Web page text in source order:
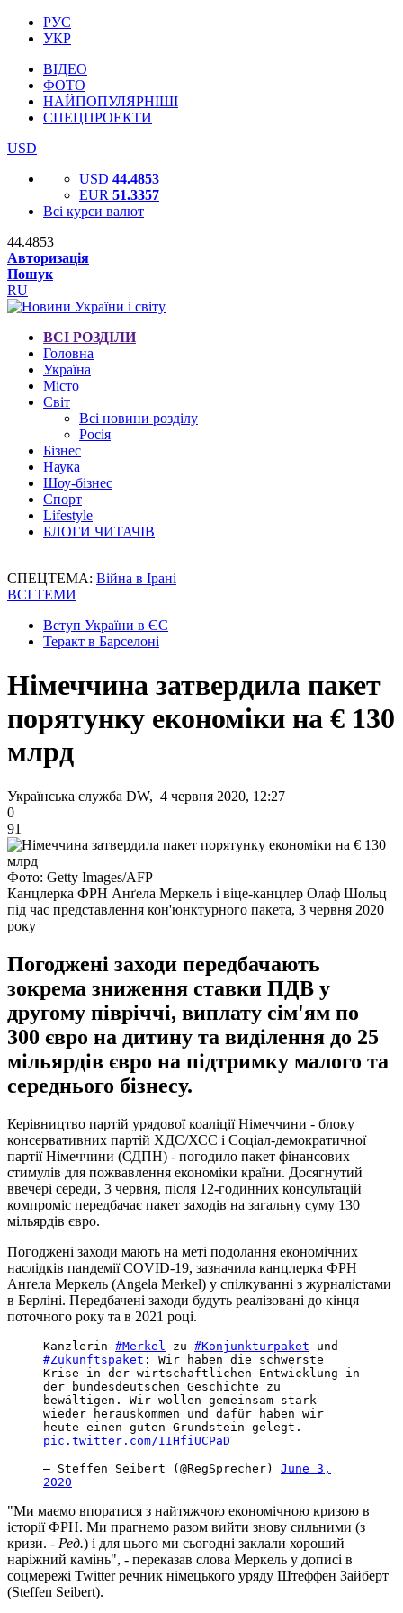
РУС
УКР
ВІДЕО
ФОТО
НАЙПОПУЛЯРНІШІ
СПЕЦПРОЕКТИ
USD
USD 44.4853
EUR 51.3357
Всі курси валют
44.4853
Авторизація
Пошук
RU
ВСІ РОЗДІЛИ
Головна
Україна
Місто
Світ
Всі новини розділу
Росія
Бізнес
Наука
Шоу-бізнес
Спорт
Lifestyle
БЛОГИ ЧИТАЧІВ
СПЕЦТЕМА: Війна в Ірані
ВСІ ТЕМИ
Вступ України в ЄС
Теракт в Барселоні
Німеччина затвердила пакет
порятунку економіки на € 130
млрд
Українська служба DW, 4 червня 2020, 12:27
0
91
Фото: Getty Images/AFP
Канцлерка ФРН Анґела Меркель і віце-канцлер Олаф Шольц
під час представлення кон'юнктурного пакета, 3 червня 2020
року
Погоджені заходи передбачають
зокрема зниження ставки ПДВ у
другому півріччі, виплату сім'ям по
300 євро на дитину та виділення до 25
мільярдів євро на підтримку малого та
середнього бізнесу.
Керівництво партій урядової коаліції Німеччини - блоку
консервативних партій ХДС/ХСС і Соціал-демократичної
партії Німеччини (СДПН) - погодило пакет фінансових
стимулів для пожвавлення економіки країни. Досягнутий
ввечері середи, 3 червня, після 12-годинних консультацій
компроміс передбачає пакет заходів на загальну суму 130
мільярдів євро.
Погоджені заходи мають на меті подолання економічних
наслідків пандемії COVID-19, зазначила канцлерка ФРН
Анґела Меркель (Angela Merkel) у спілкуванні з журналістами
в Берліні. Передбачені заходи будуть реалізовані до кінця
поточного року та в 2021 році.
Kanzlerin #Merkel zu #Konjunkturpaket und
#Zukunftspaket : Wir haben die schwerste
Krise in der wirtschaftlichen Entwicklung in
der bundesdeutschen Geschichte zu
bewältigen. Wir wollen gemeinsam stark
wieder herauskommen und dafür haben wir
heute einen guten Grundstein gelegt.
pic.twitter.com/IIHfiUCPaD
— Steffen Seibert (@RegSprecher) June 3,
2020
"Ми маємо впоратися з найтяжчою економічною кризою в
історії ФРН. Ми прагнемо разом вийти знову сильними (з
кризи. - Ред.) і для цього ми сьогодні заклали хороший
наріжний камінь", - переказав слова Меркель у дописі в
соцмережі Twitter речник німецького уряду Штеффен Зайберт
(Steffen Seibert).